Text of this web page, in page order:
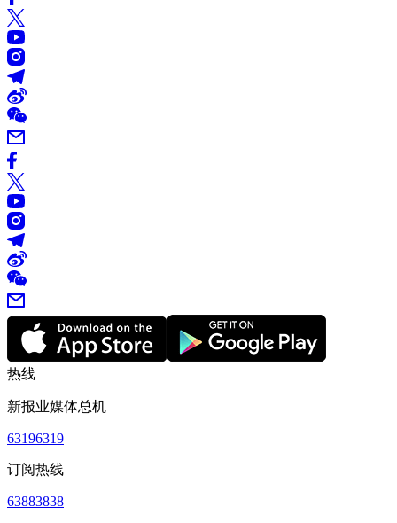
热线
新报业媒体总机
63196319
订阅热线
63883838